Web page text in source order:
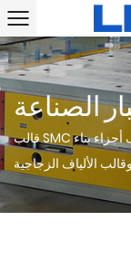
الصناعة
استكشاف أجزاء بناء SMC قالب
الألياف الزجاجية